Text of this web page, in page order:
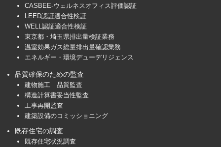
CASBEE-ウェルネスオフィス評価認証
LEED認証適合性検証
WELL認証適合性検証
東京都・埼玉県排出量検証業務
温室効果ガス総量排出量確認業務
エネルギー・環境デューデリジェンス
品質確保のための監査
建物施工 品質監査
構造計算書妥当性監査
工事再開監査
建築設備のコミッショニング
既存住宅の調査
既存住宅状況調査